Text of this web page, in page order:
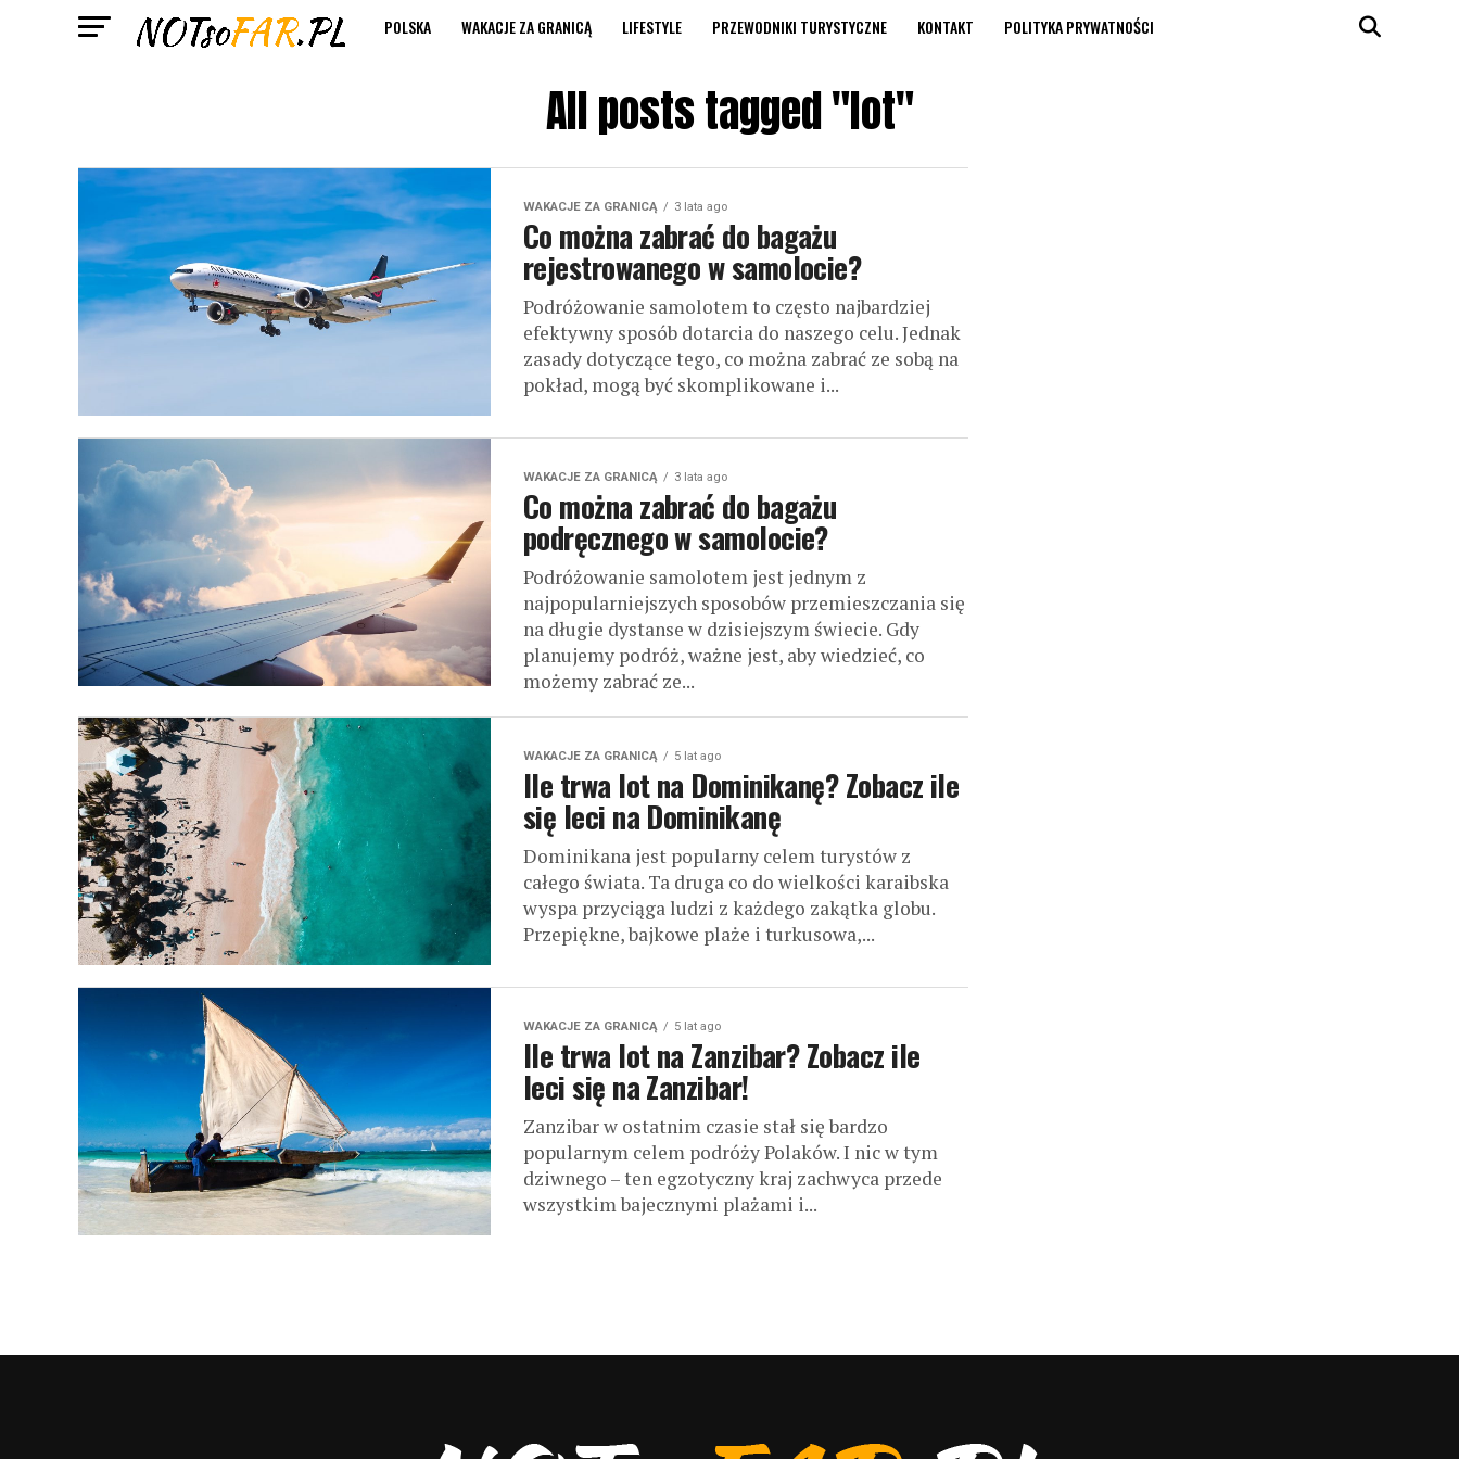
POLSKA WAKACJE ZA GRANICĄ LIFESTYLE PRZEWODNIKI TURYSTYCZNE KONTAKT POLITYKA PRYWATNOŚCI
All posts tagged "lot"
WAKACJE ZA GRANICĄ 3 lata ago
Co można zabrać do bagażu
rejestrowanego w samolocie?
Podróżowanie samolotem to często najbardziej
efektywny sposób dotarcia do naszego celu. Jednak
zasady dotyczące tego, co można zabrać ze sobą na
pokład, mogą być skomplikowane i...
WAKACJE ZA GRANICĄ 3 lata ago
Co można zabrać do bagażu
podręcznego w samolocie?
Podróżowanie samolotem jest jednym z
najpopularniejszych sposobów przemieszczania się
na długie dystanse w dzisiejszym świecie. Gdy
planujemy podróż, ważne jest, aby wiedzieć, co
możemy zabrać ze...
WAKACJE ZA GRANICĄ 5 lat ago
Ile trwa lot na Dominikanę? Zobacz ile
się leci na Dominikanę
Dominikana jest popularny celem turystów z
całego świata. Ta druga co do wielkości karaibska
wyspa przyciąga ludzi z każdego zakątka globu.
Przepiękne, bajkowe plaże i turkusowa,...
WAKACJE ZA GRANICĄ 5 lat ago
Ile trwa lot na Zanzibar? Zobacz ile
leci się na Zanzibar!
Zanzibar w ostatnim czasie stał się bardzo
popularnym celem podróży Polaków. I nic w tym
dziwnego – ten egzotyczny kraj zachwyca przede
wszystkim bajecznymi plażami i...